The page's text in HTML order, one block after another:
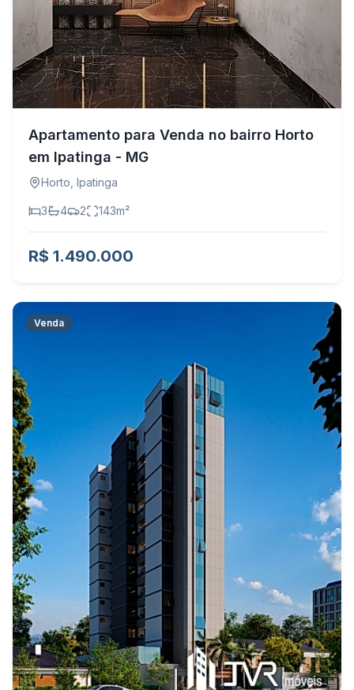
Apartamento para Venda no bairro Horto
em Ipatinga - MG
Horto Ipatinga
3 4 2 143m²
R$ 1.490.000
Venda